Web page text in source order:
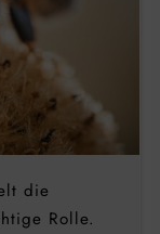
die
Rolle.